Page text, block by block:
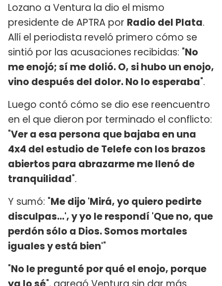
Lozano a Ventura la dio el mismo
presidente de APTRA por Radio del Plata.
Allí el periodista reveló primero cómo se
sintió por las acusaciones recibidas: "No
me enojó; sí me dolió. O, si hubo un enojo,
vino después del dolor. No lo esperaba".
Luego contó cómo se dio ese reencuentro
en el que dieron por terminado el conflicto:
"Ver a esa persona que bajaba en una
4x4 del estudio de Telefe con los brazos
abiertos para abrazarme me llenó de
tranquilidad".
Y sumó: "Me dijo 'Mirá, yo quiero pedirte
disculpas...', y yo le respondí 'Que no, que
perdón sólo a Dios. Somos mortales
iguales y está bien'"
"No le pregunté por qué el enojo, porque